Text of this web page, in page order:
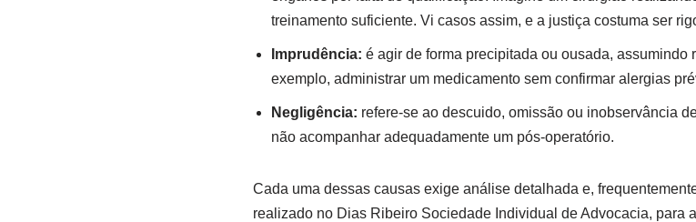
treinamento suficiente. Vi casos assim, e a justiça costuma ser
Imprudência: é agir de forma precipitada ou ousada,
exemplo, administrar um medicamento sem confirmar alergias
Negligência: refere-se ao descuido, omissão ou inobservância
não acompanhar adequadamente um pós-operatório.
Cada uma dessas causas exige análise detalhada e,
realizado no Dias Ribeiro Sociedade Individual de Advocacia, para